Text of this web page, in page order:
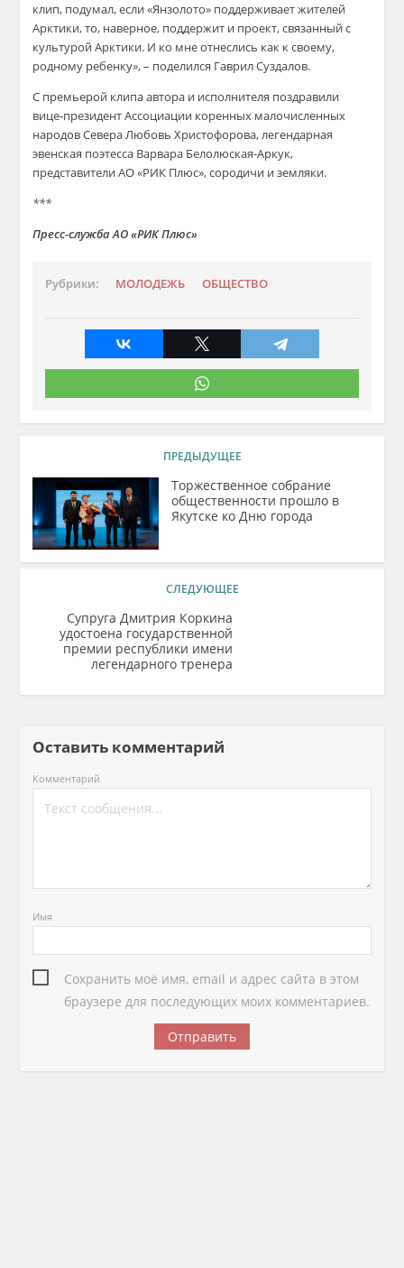
клип, подумал, если «Янзолото» поддерживает жителей
Арктики, то, наверное, поддержит и проект, связанный с
культурой Арктики. И ко мне отнеслись как к своему,
родному ребенку», – поделился Гаврил Суздалов.
С премьерой клипа автора и исполнителя поздравили
вице-президент Ассоциации коренных малочисленных
народов Севера Любовь Христофорова, легендарная
эвенская поэтесса Варвара Белолюская-Аркук,
представители АО «РИК Плюс», сородичи и земляки.
***
Пресс-служба АО «РИК Плюс»
Рубрики: МОЛОДЕЖЬ ОБЩЕСТВО
ПРЕДЫДУЩЕЕ
Торжественное собрание
общественности прошло в
Якутске ко Дню города
СЛЕДУЮЩЕЕ
Супруга Дмитрия Коркина
удостоена государственной
премии республики имени
легендарного тренера
Оставить комментарий
Комментарий
Имя
Сохранить моё имя, email и адрес сайта в этом
браузере для последующих моих комментариев.